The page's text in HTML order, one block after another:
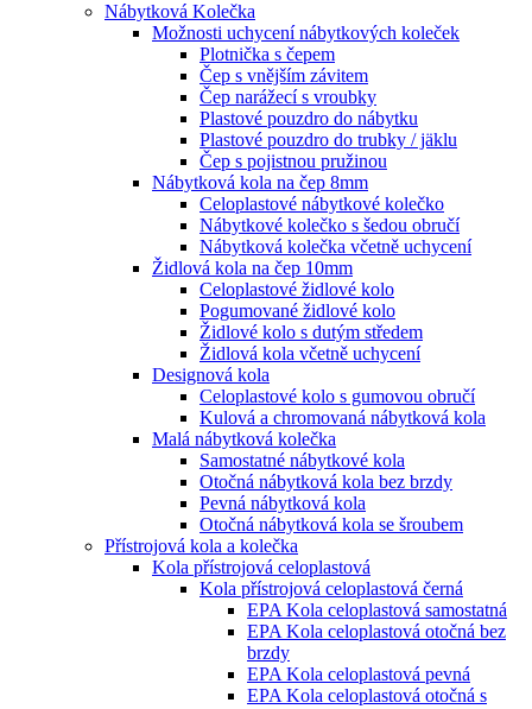
Nábytková Kolečka
Možnosti uchycení nábytkových koleček
Plotnička s čepem
Čep s vnějším závitem
Čep narážecí s vroubky
Plastové pouzdro do nábytku
Plastové pouzdro do trubky / jäklu
Čep s pojistnou pružinou
Nábytková kola na čep 8mm
Celoplastové nábytkové kolečko
Nábytkové kolečko s šedou obručí
Nábytková kolečka včetně uchycení
Židlová kola na čep 10mm
Celoplastové židlové kolo
Pogumované židlové kolo
Židlové kolo s dutým středem
Židlová kola včetně uchycení
Designová kola
Celoplastové kolo s gumovou obručí
Kulová a chromovaná nábytková kola
Malá nábytková kolečka
Samostatné nábytkové kola
Otočná nábytková kola bez brzdy
Pevná nábytková kola
Otočná nábytková kola se šroubem
Přístrojová kola a kolečka
Kola přístrojová celoplastová
Kola přístrojová celoplastová černá
EPA Kola celoplastová samostatná
EPA Kola celoplastová otočná bez
brzdy
EPA Kola celoplastová pevná
EPA Kola celoplastová otočná s